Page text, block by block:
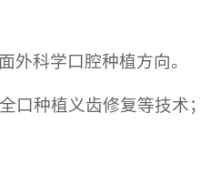
外科学口腔种植方向。
口种植义齿修复等技术；